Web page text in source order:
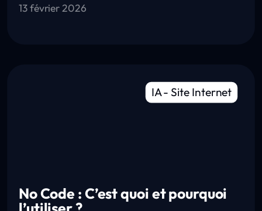
13 février 2026
IA- Site Internet
No Code : C’est quoi et pourquoi